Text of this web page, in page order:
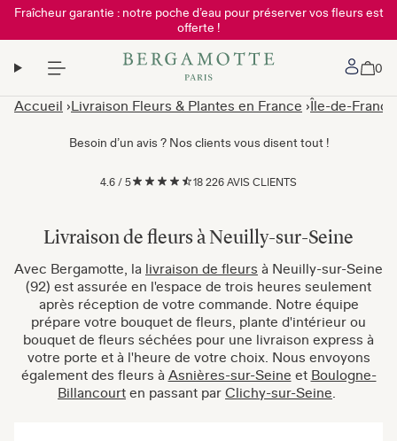
Fraîcheur garantie : notre poche d’eau pour préserver vos fleurs est
offerte !
Mon
0
Accueil Livraison Fleurs & Plantes en France Île-de-France
Besoin d’un avis ? Nos clients vous disent tout !
4.6 / 5 18 226 AVIS CLIENTS
Livraison de fleurs à Neuilly-sur-Seine
Avec Bergamotte, la livraison de fleurs à Neuilly-sur-Seine
(92) est assurée en l'espace de trois heures seulement
après réception de votre commande. Notre équipe
prépare votre bouquet de fleurs, plante d'intérieur ou
bouquet de fleurs séchées pour une livraison express à
votre porte et à l'heure de votre choix. Nous envoyons
également des fleurs à Asnières-sur-Seine et Boulogne-
Billancourt en passant par Clichy-sur-Seine